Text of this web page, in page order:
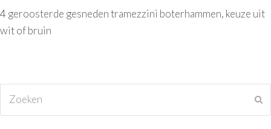
Description
4 geroosterde gesneden tramezzini boterhammen, keuze uit
wit of bruin